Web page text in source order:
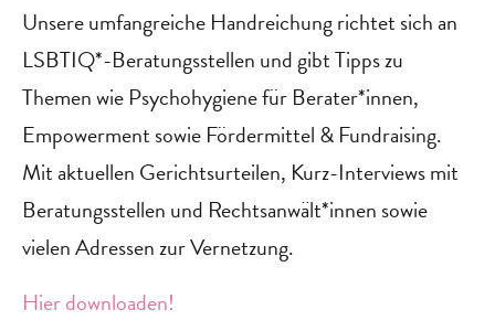
Unsere umfangreiche Handreichung richtet sich an
LSBTIQ*-Beratungsstellen und gibt Tipps zu
Themen wie Psychohygiene für Berater*innen,
Empowerment sowie Fördermittel & Fundraising.
Mit aktuellen Gerichtsurteilen, Kurz-Interviews mit
Beratungsstellen und Rechtsanwält*innen sowie
vielen Adressen zur Vernetzung.
Hier downloaden!